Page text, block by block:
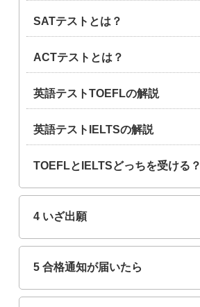
SATテストとは？
ACTテストとは？
英語テストTOEFLの解説
英語テストIELTSの解説
TOEFLとIELTSどっちを受ける？
4 いざ出願
5 合格通知が届いたら